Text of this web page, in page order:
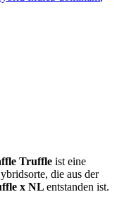
Truffle ist eine
die aus der
x NL entstanden ist.